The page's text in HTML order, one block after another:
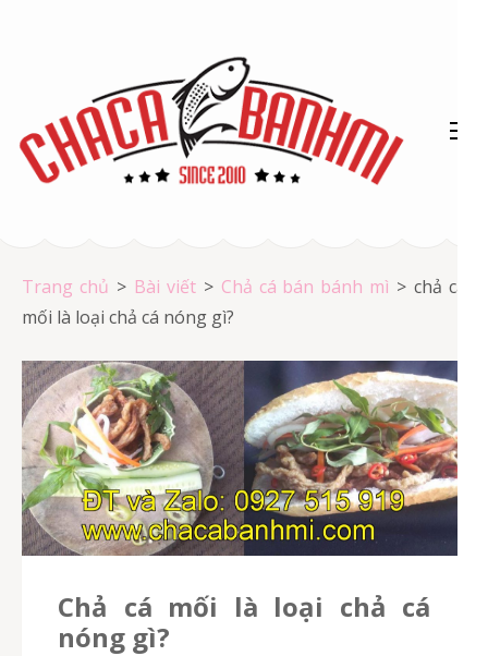
nội
dung
Trang chủ > Bài viết > Chả cá bán bánh mì > chả cá
mối là loại chả cá nóng gì?
chả cá mối là loại chả cá
nóng gì?